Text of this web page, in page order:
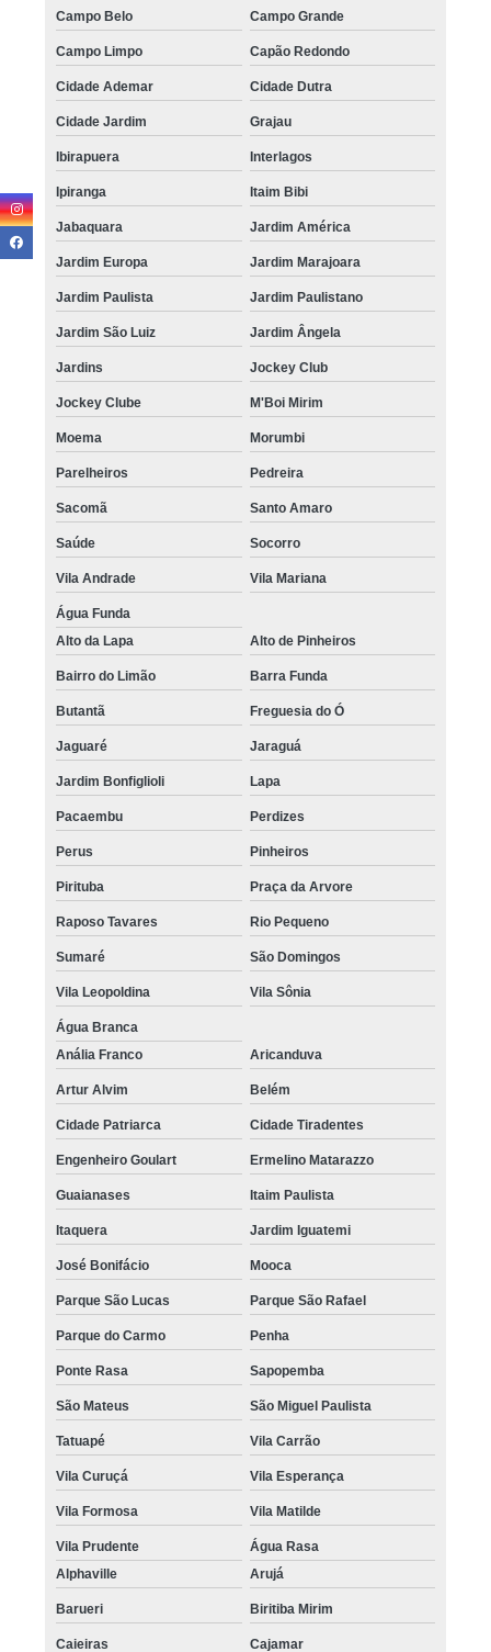
quanto custa tratamento de calvície natural Perus
tratamento para a calvície preço Sé
tratamentos para calvície homem Pirituba
quanto custa tratamento para a calvície com micropigmentação
Lauzane Paulista
onde encontro tratamento para a calvície Jabaquara
onde encontro tratamento de calvície feminina São Bernardo do Campo
tratamento para calvície com micopigmentação Carapicuíba
tratamento de calvície feminina preço Pirapora do Bom Jesus
onde encontro tratamento de calvície Itapevi
tratamento para calvície masculina preço Jockey Clube
quanto custa tratamento de calvície Bom Retiro
tratamento para calvície com micopigmentação preço Jaraguá
quanto custa tratamento para calvície homem Cidade Jardim
tratamento para a calvície feminina Tremembé
tratamento de calvície natural preço Cidade Patriarca
quanto custa tratamento para calvície com pigmentação Carapicuíba
tratamento de calvície natural República
tratamento de calvície Engenheiro Goulart
onde encontro tratamento para calvície com pigmentação Santos
quanto custa tratamento para calvície com micopigmentação Santo
André
quanto custa tratamento para calvície em homens Artur Alvim
onde encontro tratamento de calvície feminina Ibirapuera
tratamentos de calvície natural Bela Vista
onde encontro tratamento para a calvície feminina Jardim Marajoara
quanto custa tratamento de calvície natural Arujá
tratamento para calvície com pigmentação preço Tatuapé
tratamento para a calvície com micropigmentação preço Glicério
onde encontro tratamento para calvície homem Bela Vista
tratamento para calvície masculina São Caetano do Sul
tratamento para calvície masculina Sé
quanto custa tratamento para a calvície feminina Santa Isabel
tratamentos para calvície em homens Ibirapuera
onde encontro tratamento para calvície com micopigmentação Jardim
Europa
quanto custa tratamento de calvície feminina Alto da Lapa
tratamento para a calvície Jaguaré
tratamento para calvície com micopigmentação Lapa
onde encontro tratamento para calvície com micopigmentação Centro
Campo Belo Campo Grande
Campo Limpo Capão Redondo
Cidade Ademar Cidade Dutra
Cidade Jardim Grajau
Ibirapuera Interlagos
Ipiranga Itaim Bibi
Jabaquara Jardim América
Jardim Europa Jardim Marajoara
Jardim Paulista Jardim Paulistano
Jardim São Luiz Jardim Ângela
Jardins Jockey Club
Jockey Clube M'Boi Mirim
Moema Morumbi
Parelheiros Pedreira
Sacomã Santo Amaro
Saúde Socorro
Vila Andrade Vila Mariana
Água Funda
Alto da Lapa
Alto de Pinheiros
Bairro do Limão Barra Funda
Butantã Freguesia do Ó
Jaguaré Jaraguá
Jardim Bonfiglioli Lapa
Pacaembu Perdizes
Perus Pinheiros
Pirituba Praça da Arvore
Raposo Tavares Rio Pequeno
Sumaré São Domingos
Vila Leopoldina Vila Sônia
Água Branca
Anália Franco
Aricanduva
Artur Alvim Belém
Cidade Patriarca Cidade Tiradentes
Engenheiro Goulart Ermelino Matarazzo
Guaianases Itaim Paulista
Itaquera Jardim Iguatemi
José Bonifácio Mooca
Parque São Lucas Parque São Rafael
Parque do Carmo Penha
Ponte Rasa Sapopemba
São Mateus São Miguel Paulista
Tatuapé Vila Carrão
Vila Curuçá Vila Esperança
Vila Formosa Vila Matilde
Vila Prudente
Água Rasa
Alphaville
Arujá
Barueri Biritiba Mirim
Caieiras Cajamar